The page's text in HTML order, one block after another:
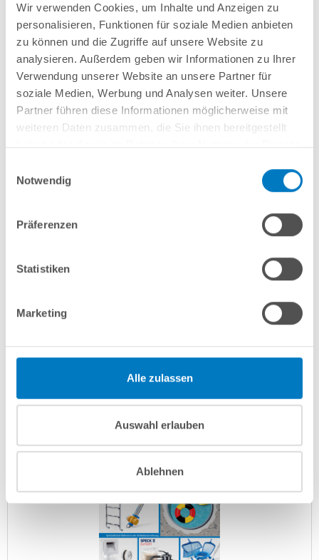
Wir verwenden Cookies, um Inhalte und Anzeigen zu
personalisieren, Funktionen für soziale Medien anbieten
zu können und die Zugriffe auf unsere Website zu
analysieren. Außerdem geben wir Informationen zu Ihrer
Verwendung unserer Website an unsere Partner für
soziale Medien, Werbung und Analysen weiter. Unsere
Partner führen diese Informationen möglicherweise mit
weiteren Daten zusammen, die Sie ihnen bereitgestellt
Notwendig
Präferenzen
Statistiken
Marketing
Alle zulassen
Auswahl erlauben
Ablehnen
Lieferung in ca. 3-6 Arbeitstagen
In den Warenkorb
Rundpool Alu PS HQ 4,50 x 1,25 m | Alu-Handlauf | 0,8
Kurzbeschreibung
2.749,00 € *
Artikel-Nr.:107017
Versandkostenfreie Lieferung!
Lieferung in ca. 3-6 Arbeitstagen
In den Warenkorb